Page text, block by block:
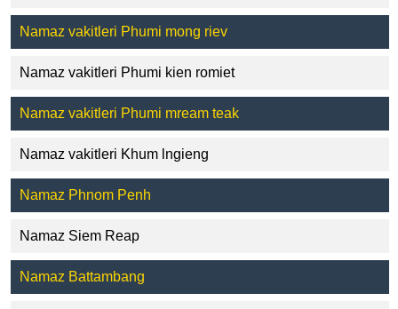
Namaz vakitleri Phumi mong riev
Namaz vakitleri Phumi kien romiet
Namaz vakitleri Phumi mream teak
Namaz vakitleri Khum lngieng
Namaz Phnom Penh
Namaz Siem Reap
Namaz Battambang